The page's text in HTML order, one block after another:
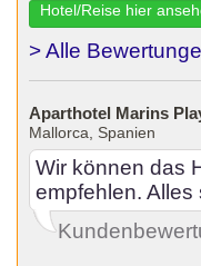
Hotel/Reise hier
> Alle
Aparthotel Marins
Mallorca, Spanien
Wir können das
empfehlen. Alles